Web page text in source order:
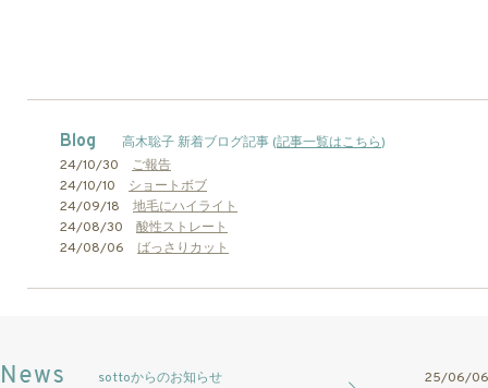
Blog 高木聡子 新着ブログ記事 (記事一覧はこちら)
24/10/30 ご報告
24/10/10 ショートボブ
24/09/18 地毛にハイライト
24/08/30 酸性ストレート
24/08/06 ばっさりカット
sottoからのお知らせ
25/06/